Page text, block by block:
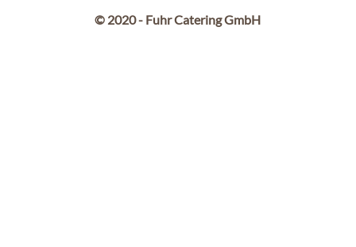
© 2020 - Fuhr Catering GmbH